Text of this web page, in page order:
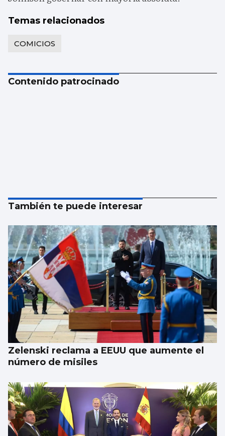
Temas relacionados
COMICIOS
Contenido patrocinado
También te puede interesar
Zelenski reclama a EEUU que aumente el
número de misiles